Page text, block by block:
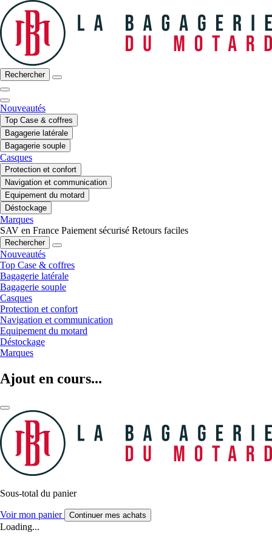
Rechercher
Nouveautés
Top Case & coffres
Bagagerie latérale
Bagagerie souple
Casques
Protection et confort
Navigation et communication
Equipement du motard
Déstockage
Marques
SAV en France Paiement sécurisé Retours faciles
Rechercher
Nouveautés
Top Case & coffres
Bagagerie latérale
Bagagerie souple
Casques
Protection et confort
Navigation et communication
Equipement du motard
Déstockage
Marques
Ajout en cours...
Sous-total du panier
Voir mon panier Continuer mes achats
Loading...